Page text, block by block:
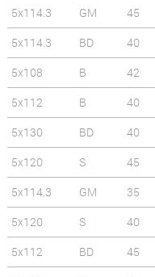
5x114.3
GM 45
5x114.3
BD 40
5x108
B 42
5x112
B 40
5x130
BD 40
5x120
S 45
5x114.3
GM 35
5x120
S 40
5x112
BD 45